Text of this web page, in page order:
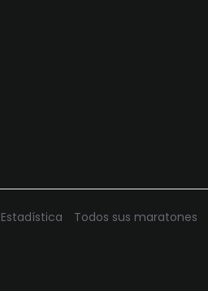
Estadística Todos sus maratones